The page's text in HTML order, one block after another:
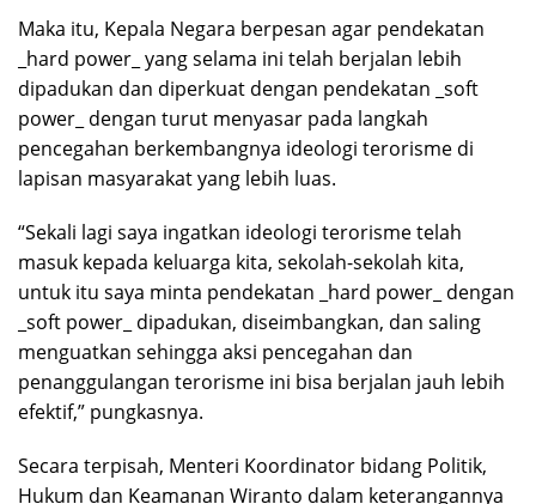
Maka itu, Kepala Negara berpesan agar pendekatan
_hard power_ yang selama ini telah berjalan lebih
dipadukan dan diperkuat dengan pendekatan _soft
power_ dengan turut menyasar pada langkah
pencegahan berkembangnya ideologi terorisme di
lapisan masyarakat yang lebih luas.
“Sekali lagi saya ingatkan ideologi terorisme telah
masuk kepada keluarga kita, sekolah-sekolah kita,
untuk itu saya minta pendekatan _hard power_ dengan
_soft power_ dipadukan, diseimbangkan, dan saling
menguatkan sehingga aksi pencegahan dan
penanggulangan terorisme ini bisa berjalan jauh lebih
efektif,” pungkasnya.
Secara terpisah, Menteri Koordinator bidang Politik,
Hukum dan Keamanan Wiranto dalam keterangannya